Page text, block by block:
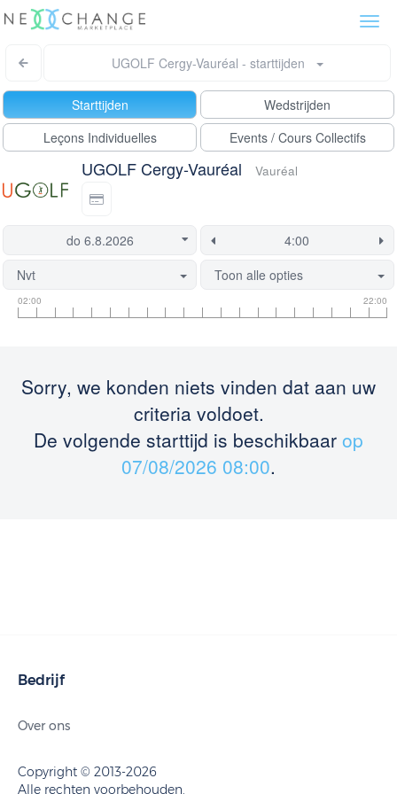
UGOLF Cergy-Vauréal - starttijden
Starttijden
Wedstrijden
Leçons Individuelles
Events / Cours Collectifs
UGOLF Cergy-Vauréal Vauréal
Nvt
Toon alle opties
Tee
Flight
informatie
Deze02:00 22:00
Sorry, we konden niets vinden dat aan uw
criteria voldoet.
De volgende starttijd is beschikbaar op
07/08/2026 08:00.
Bedrijf
Over ons
Copyright © 2013-2026
Alle rechten voorbehouden.